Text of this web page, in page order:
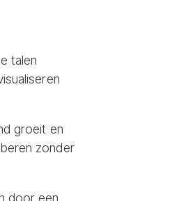
talen
groeit en
zonder